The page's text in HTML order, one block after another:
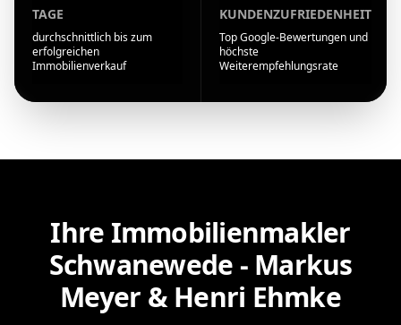
TAGE
durchschnittlich bis zum
erfolgreichen
Immobilienverkauf
KUNDENZUFRIEDENHEIT
Top Google-Bewertungen und
höchste
Weiterempfehlungsrate
Ihre Immobilienmakler
Schwanewede - Markus
Meyer & Henri Ehmke